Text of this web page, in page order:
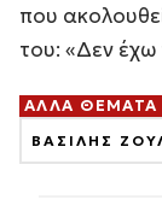
που
του: «Δεν
ΑΛΛΑ ΘΕΜΑΤΑ
ΒΑΣΙΛΗΣ